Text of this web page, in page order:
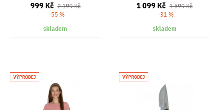
999 Kč 2 199 Kč
-55 %
skladem
1 099 Kč 1 599 Kč
-31 %
skladem
VÝPRODEJ VÝPRODEJ